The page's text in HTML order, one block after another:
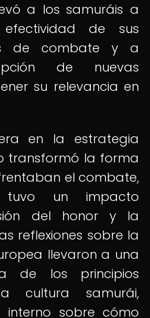
a los samuráis a
de sus
de combate y a
de nuevas
su relevancia en
en la estrategia
transformó la forma
el combate,
un impacto
del honor y la
reflexiones sobre la
llevaron a una
de los principios
cultura samurái,
sobre cómo